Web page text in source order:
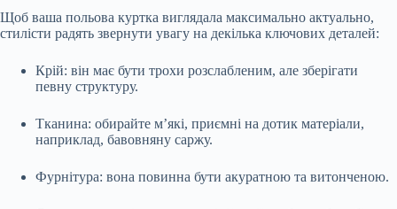
Щоб ваша польова куртка виглядала максимально актуально,
стилісти радять звернути увагу на декілька ключових деталей:
Крій: він має бути трохи розслабленим, але зберігати
певну структуру.
Тканина: обирайте м’які, приємні на дотик матеріали,
наприклад, бавовняну саржу.
Фурнітура: вона повинна бути акуратною та витонченою.